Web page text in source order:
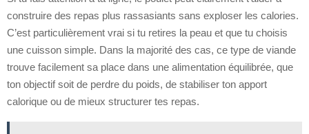
construire des repas plus rassasiants sans exploser les calories.
C’est particulièrement vrai si tu retires la peau et que tu choisis
une cuisson simple. Dans la majorité des cas, ce type de viande
trouve facilement sa place dans une alimentation équilibrée, que
ton objectif soit de perdre du poids, de stabiliser ton apport
calorique ou de mieux structurer tes repas.